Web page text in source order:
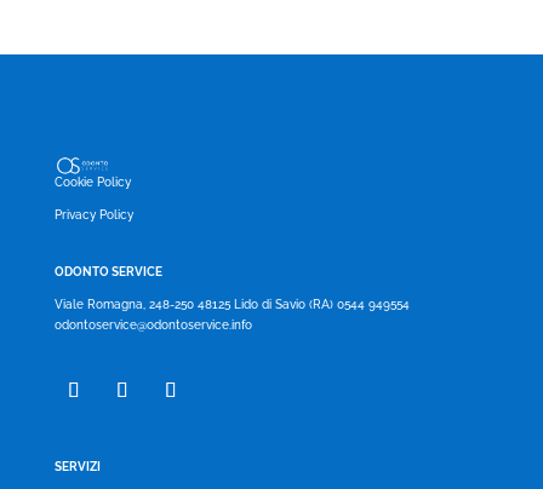
Cookie Policy
Privacy Policy
ODONTO SERVICE
Viale Romagna, 248-250 48125 Lido di Savio (RA) 0544 949554
odontoservice@odontoservice.info
SERVIZI